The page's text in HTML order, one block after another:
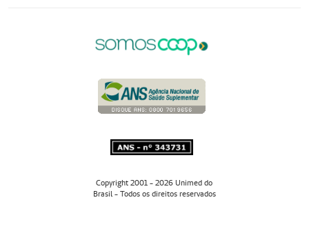
Copyright 2001 - 2026 Unimed do
Brasil - Todos os direitos reservados